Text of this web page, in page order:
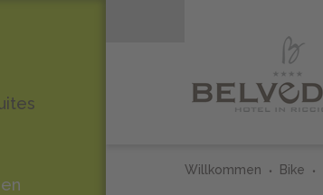
Willkommen Bike